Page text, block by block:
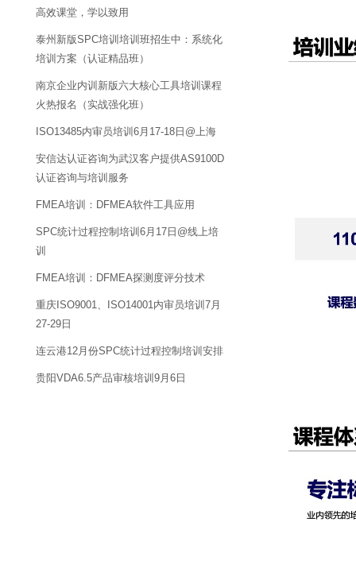
高效课堂，学以致用
泰州新版SPC培训培训班招生中：系统化
培训方案（认证精品班）
南京企业内训新版六大核心工具培训课程
火热报名（实战强化班）
ISO13485内审员培训6月17-18日@上海
安信达认证咨询为武汉客户提供AS9100D
认证咨询与培训服务
FMEA培训：DFMEA软件工具应用
SPC统计过程控制培训6月17日@线上培
训
FMEA培训：DFMEA探测度评分技术
重庆ISO9001、ISO14001内审员培训7月
27-29日
连云港12月份SPC统计过程控制培训安排
贵阳VDA6.5产品审核培训9月6日